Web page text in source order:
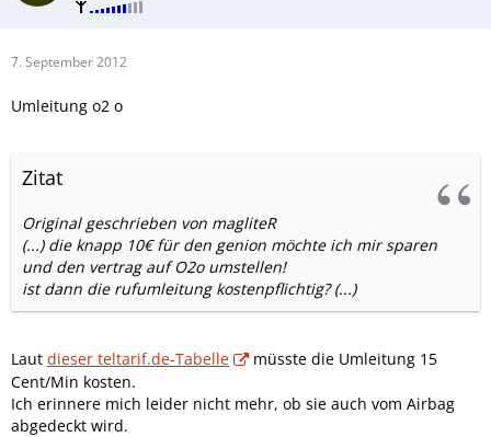
7. September 2012
Umleitung o2 o
Zitat
Original geschrieben von magliteR
(...) die knapp 10€ für den genion möchte ich mir sparen
und den vertrag auf O2o umstellen!
ist dann die rufumleitung kostenpflichtig? (...)
Laut dieser teltarif.de-Tabelle
müsste die Umleitung 15
Cent/Min kosten.
Ich erinnere mich leider nicht mehr, ob sie auch vom Airbag
abgedeckt wird.